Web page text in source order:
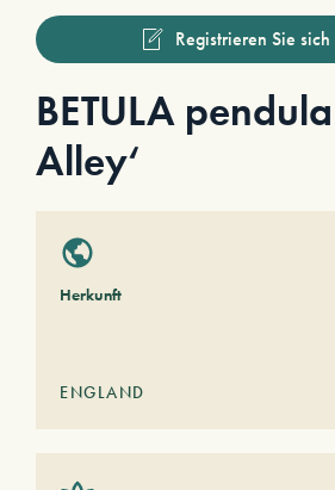
Registrieren Sie
BETULA
Alley‘
Herkunft
ENGLAND